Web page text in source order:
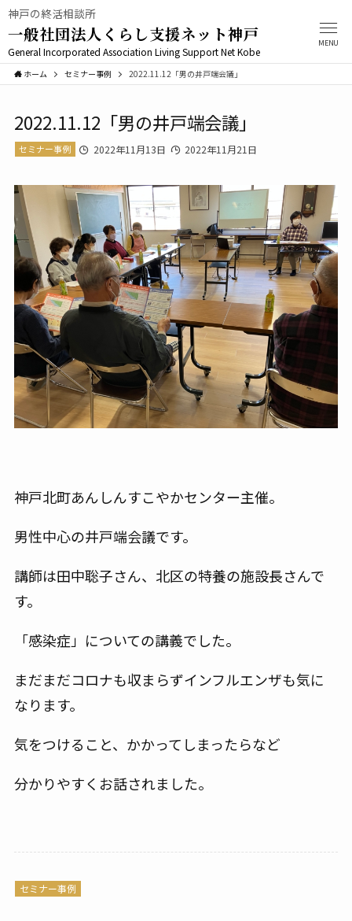
神戸の終活相談所
一般社団法人くらし支援ネット神戸
General Incorporated Association Living Support Net Kobe
MENU
ホーム セミナー事例 2022.11.12「男の井戸端会議」
2022.11.12「男の井戸端会議」
セミナー事例 2022年11月13日 2022年11月21日
神戸北町あんしんすこやかセンター主催。
男性中心の井戸端会議です。
講師は田中聡子さん、北区の特養の施設長さんで
す。
「感染症」についての講義でした。
まだまだコロナも収まらずインフルエンザも気に
なります。
気をつけること、かかってしまったらなど
分かりやすくお話されました。
セミナー事例